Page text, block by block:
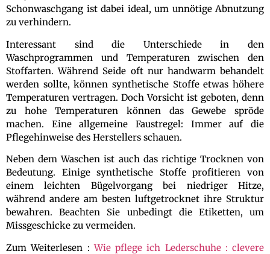
Schonwaschgang ist dabei ideal, um unnötige Abnutzung
zu verhindern.
Interessant sind die Unterschiede in den
Waschprogrammen und Temperaturen zwischen den
Stoffarten. Während Seide oft nur handwarm behandelt
werden sollte, können synthetische Stoffe etwas höhere
Temperaturen vertragen. Doch Vorsicht ist geboten, denn
zu hohe Temperaturen können das Gewebe spröde
machen. Eine allgemeine Faustregel: Immer auf die
Pflegehinweise des Herstellers schauen.
Neben dem Waschen ist auch das richtige Trocknen von
Bedeutung. Einige synthetische Stoffe profitieren von
einem leichten Bügelvorgang bei niedriger Hitze,
während andere am besten luftgetrocknet ihre Struktur
bewahren. Beachten Sie unbedingt die Etiketten, um
Missgeschicke zu vermeiden.
Zum Weiterlesen :Wie pflege ich Lederschuhe : clevere